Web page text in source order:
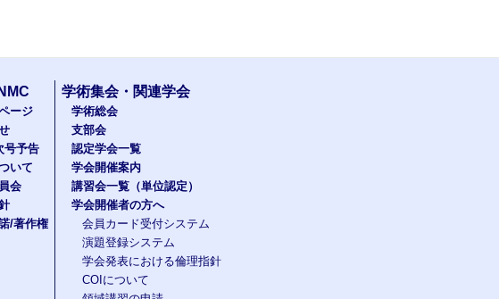
ージ
号予告
いて
会
/著作権
学術集会・関連学会
学術総会
支部会
認定学会一覧
学会開催案内
講習会一覧（単位認定）
学会開催者の方へ
会員カード受付システム
演題登録システム
学会発表における倫理指針
COIについて